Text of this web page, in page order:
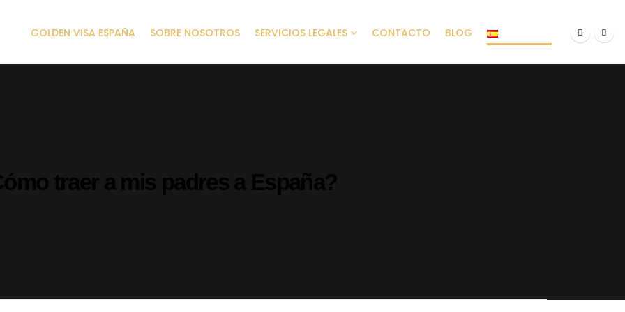
GOLDEN VISA ESPAÑA SOBRE NOSOTROS SERVICIOS LEGALES CONTACTO BLOG